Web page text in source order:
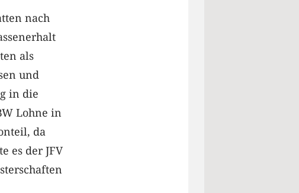
nach
als
und
in die
Lohne in
da
es der JFV